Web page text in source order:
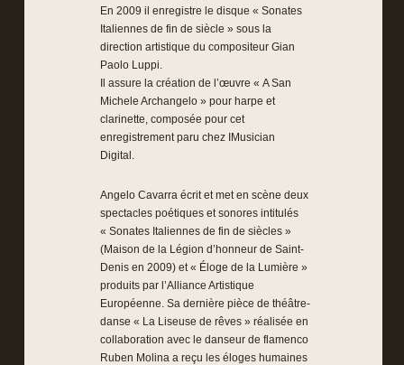
En 2009 il enregistre le disque « Sonates
Italiennes de fin de siècle » sous la
direction artistique du compositeur Gian
Paolo Luppi.
Il assure la création de l’œuvre « A San
Michele Archangelo » pour harpe et
clarinette, composée pour cet
enregistrement paru chez IMusician
Digital.
Angelo Cavarra écrit et met en scène deux
spectacles poétiques et sonores intitulés
« Sonates Italiennes de fin de siècles »
(Maison de la Légion d’honneur de Saint-
Denis en 2009) et « Éloge de la Lumière »
produits par l’Alliance Artistique
Européenne. Sa dernière pièce de théâtre-
danse « La Liseuse de rêves » réalisée en
collaboration avec le danseur de flamenco
Ruben Molina a reçu les éloges humaines